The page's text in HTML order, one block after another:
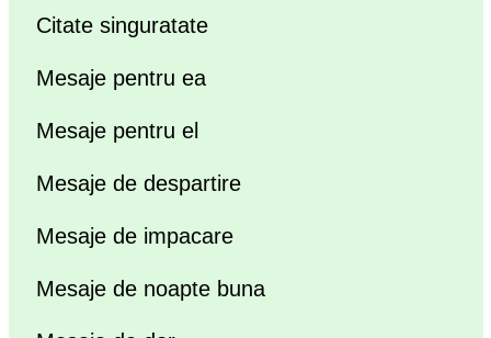
Citate singuratate
Mesaje pentru ea
Mesaje pentru el
Mesaje de despartire
Mesaje de impacare
Mesaje de noapte buna